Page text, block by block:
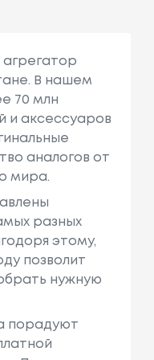
В нашем
70 млн
и аксессуаров
аналогов от
мира.
разных
этому,
позволит
нужную
порадуют